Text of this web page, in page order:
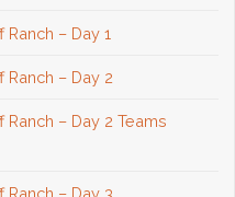
– Day 1
Ranch – Day 2
Ranch – Day 2 Teams
Ranch – Day 3